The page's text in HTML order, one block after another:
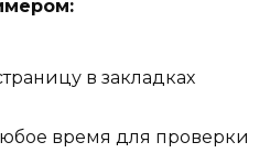
в закладках
время для проверки